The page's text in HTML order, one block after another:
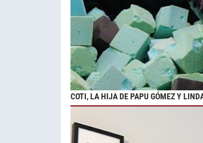
COTI, LA HIJA DE PAPU GÓMEZ Y